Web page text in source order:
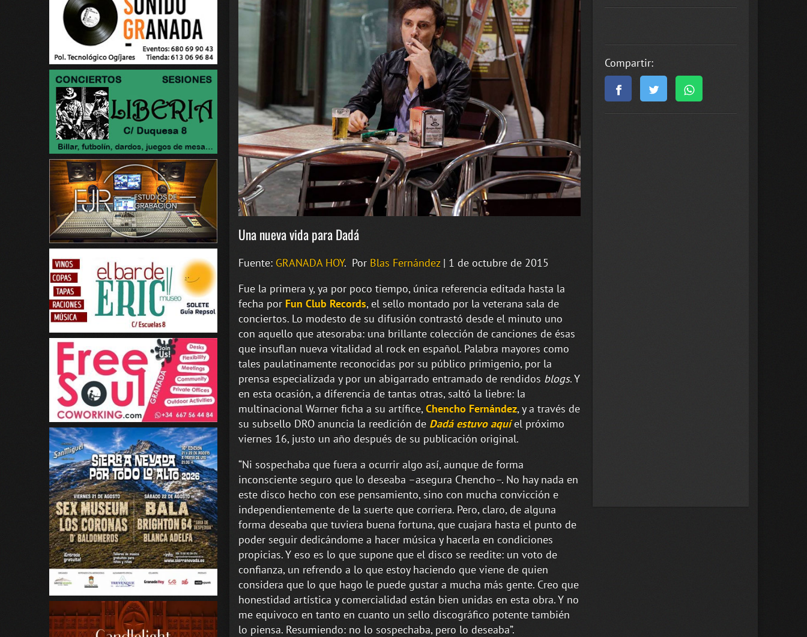
Compartir:
Una nueva vida para Dadá
Fuente: GRANADA HOY. Por Blas Fernández| 1 de octubre de 2015
Fue la primera y, ya por poco tiempo, única referencia editada hasta la
fecha por Fun Club Records, el sello montado por la veterana sala de
conciertos. Lo modesto de su difusión contrastó desde el minuto uno
con aquello que atesoraba: una brillante colección de canciones de ésas
que insuflan nueva vitalidad al rock en español. Palabra mayores como
tales paulatinamente reconocidas por su público primigenio, por la
prensa especializada y por un abigarrado entramado de rendidos blogs. Y
en esta ocasión, a diferencia de tantas otras, saltó la liebre: la
multinacional Warner ficha a su artífice,Chencho Fernández, y a través de
su subsello DRO anuncia la reedición de Dadá estuvo aquíel próximo
viernes 16, justo un año después de su publicación original.
“Ni sospechaba que fuera a ocurrir algo así, aunque de forma
inconsciente seguro que lo deseaba –asegura Chencho–. No hay nada en
este disco hecho con ese pensamiento, sino con mucha convicción e
independientemente de la suerte que corriera. Pero, claro, de alguna
forma deseaba que tuviera buena fortuna, que cuajara hasta el punto de
poder seguir dedicándome a hacer música y hacerla en condiciones
propicias. Y eso es lo que supone que el disco se reedite: un voto de
confianza, un refrendo a lo que estoy haciendo que viene de quien
considera que lo que hago le puede gustar a mucha más gente. Creo que
honestidad artística y comercialidad están bien unidas en esta obra. Y no
me equivoco en tanto en cuanto un sello discográfico potente también
lo piensa. Resumiendo: no lo sospechaba, pero lo deseaba”.